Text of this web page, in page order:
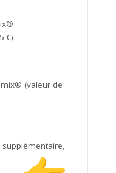
€)
(valeur de